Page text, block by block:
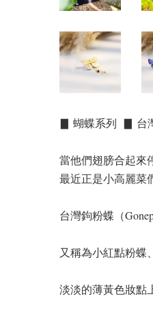
▊ 蝴蝶系列 ▊ 台灣
當他們翅膀合起來
最近正是小高麗菜
台灣鉤粉蝶（
又稱為小紅點粉蝶
淡淡的薄黃色妝點